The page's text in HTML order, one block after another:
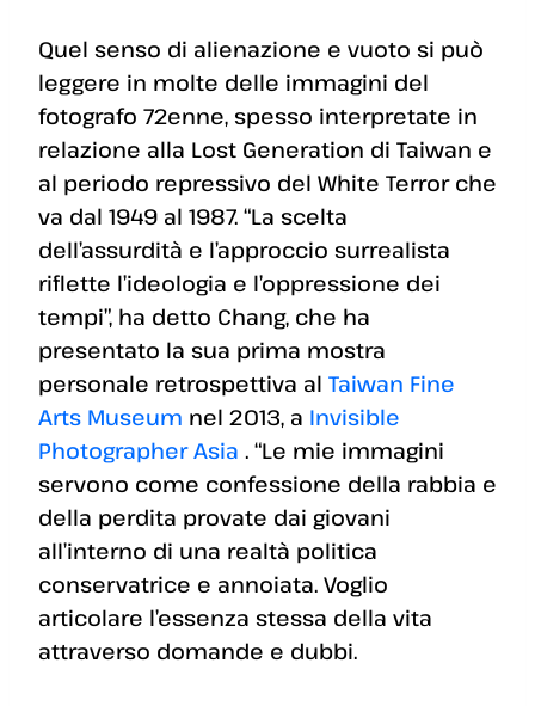
Quel senso di alienazione e vuoto si può
leggere in molte delle immagini del
fotografo 72enne, spesso interpretate in
relazione alla Lost Generation di Taiwan e
al periodo repressivo del White Terror che
va dal 1949 al 1987. “La scelta
dell’assurdità e l’approccio surrealista
riflette l’ideologia e l’oppressione dei
tempi”, ha detto Chang, che ha
presentato la sua prima mostra
personale retrospettiva al Taiwan Fine
Arts Museum nel 2013, a Invisible
Photographer Asia . “Le mie immagini
servono come confessione della rabbia e
della perdita provate dai giovani
all’interno di una realtà politica
conservatrice e annoiata. Voglio
articolare l’essenza stessa della vita
attraverso domande e dubbi.